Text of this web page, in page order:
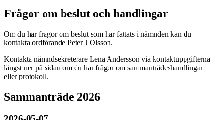
Frågor om beslut och handlingar
Om du har frågor om beslut som har fattats i nämnden kan du
kontakta ordförande Peter J Olsson.
Kontakta nämndsekreterare Lena Andersson via kontaktuppgifterna
längst ner på sidan om du har frågor om sammanträdeshandlingar
eller protokoll.
Sammanträde 2026